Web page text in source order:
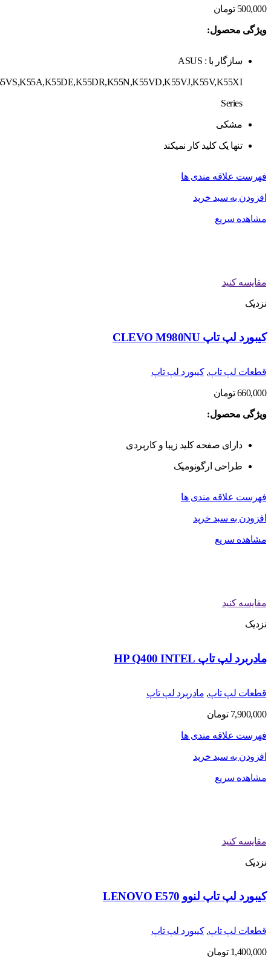
500,000 تومان
ویژگی محصول:
سازگار با : ASUS
Series
مشکی
تنها یک کلید کار نمیکند
فهرست علاقه مندی ها
افزودن به سبد خرید
مشاهده سریع
مقایسه کنید
نزدیک
کیبورد لپ تاپ CLEVO M980NU
قطعات لپ تاپ,کیبورد لپ تاپ
660,000 تومان
ویژگی محصول:
دارای صفحه کلید زیبا و کاربردی
طراحی ارگونومیک
فهرست علاقه مندی ها
افزودن به سبد خرید
مشاهده سریع
مقایسه کنید
نزدیک
مادربرد لپ تاپ HP Q400 INTEL
قطعات لپ تاپ, مادربرد لپ تاپ
7,900,000 تومان
فهرست علاقه مندی ها
افزودن به سبد خرید
مشاهده سریع
مقایسه کنید
نزدیک
کیبورد لپ تاپ لنوو LENOVO E570
قطعات لپ تاپ,کیبورد لپ تاپ
1,400,000 تومان